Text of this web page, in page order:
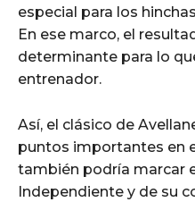
especial para los
En ese marco, el
determinante para lo
entrenador.
Así, el clásico de
puntos importantes en
también podría marcar
Independiente y de su